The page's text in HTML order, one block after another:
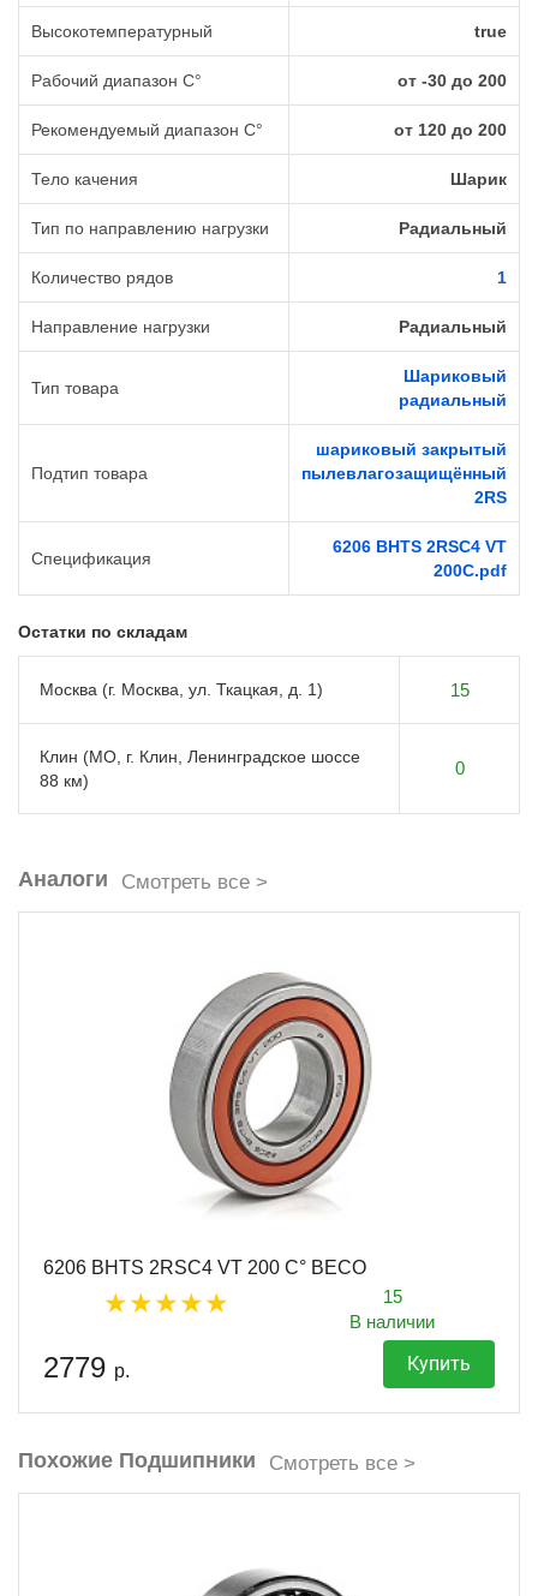
Высокотемпературный true
Рабочий диапазон C° от -30 до 200
Рекомендуемый диапазон C° от 120 до 200
Тело качения Шарик
Тип по направлению нагрузки Радиальный
Количество рядов 1
Направление нагрузки Радиальный
Тип товара
Шариковый
радиальный
Подтип товара
шариковый закрытый
пылевлагозащищённый
2RS
Спецификация
6206 BHTS 2RSC4 VT
200C.pdf
Остатки по складам
Москва (г. Москва, ул. Ткацкая, д. 1) 15
Клин (МО, г. Клин, Ленинградское шоссе
88 км)
0
Аналоги Смотреть все >
6206 BHTS 2RSC4 VT 200 C° BECO
15
В наличии
2779 р. Купить
Похожие Подшипники Смотреть все >